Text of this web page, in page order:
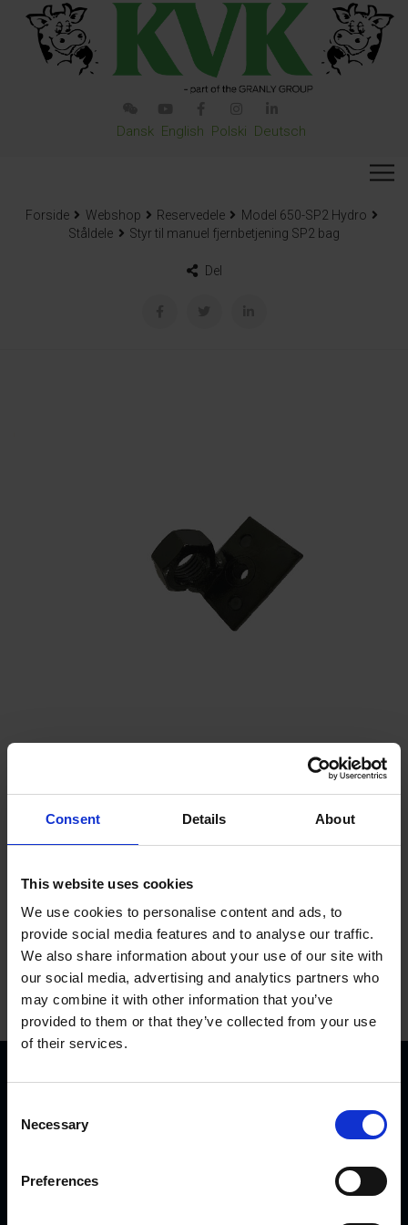
Consent Details About
This website uses cookies
We use cookies to personalise content and ads, to
provide social media features and to analyse our traffic.
We also share information about your use of our site with
our social media, advertising and analytics partners who
may combine it with other information that you’ve
provided to them or that they’ve collected from your use
of their services.
Necessary
Preferences
Dansk English Polski Deutsch
Forside Webshop Reservedele
Model 650-SP2 Hydro
Ståldele
Styr til manuel fjernbetjening SP2 bag
Del
Styr til manuel
fjernbetjening SP2 bag
Tilføj til kurv